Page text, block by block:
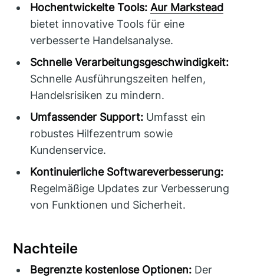
Hochentwickelte Tools: Aur Markstead
bietet innovative Tools für eine
verbesserte Handelsanalyse.
Schnelle Verarbeitungsgeschwindigkeit:
Schnelle Ausführungszeiten helfen,
Handelsrisiken zu mindern.
Umfassender Support: Umfasst ein
robustes Hilfezentrum sowie
Kundenservice.
Kontinuierliche Softwareverbesserung:
Regelmäßige Updates zur Verbesserung
von Funktionen und Sicherheit.
Nachteile
Begrenzte kostenlose Optionen: Der